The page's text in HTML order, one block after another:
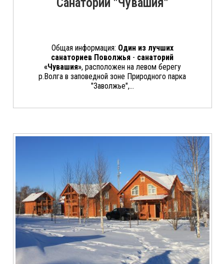
Санаторий "Чувашия"
Общая информация: Один из лучших
санаториев Поволжья - санаторий
«Чувашия», расположен на левом берегу
р.Волга в заповедной зоне Природного парка
"Заволжье",...